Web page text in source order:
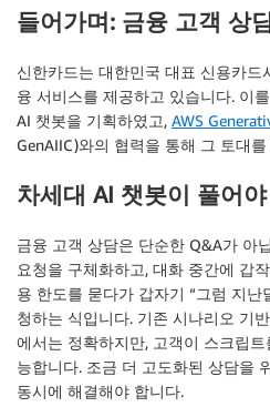
들어가며: 금융 고객 상
신한카드는 대한민국 대표 신용카드
융 서비스를 제공하고 있습니다. 이
AI 챗봇을 기획하였고, AWS
GenAIIC)와의 협력을 통해 그 토대
차세대 AI 챗봇이 풀어야
금융 고객 상담은 단순한 Q&A가 아
요청을 구체화하고, 대화 중간에 갑
용 한도를 묻다가 갑자기 “그럼 지난
청하는 식입니다. 기존 시나리오 기
에서는 정확하지만, 고객이 스크립
능합니다. 조금 더 고도화된 상담을
동시에 해결해야 합니다.